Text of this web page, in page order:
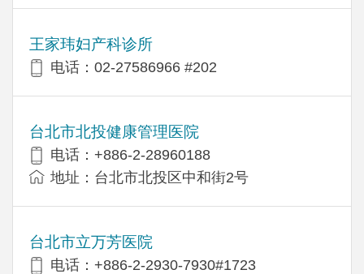
王家玮妇产科诊所
电话：02-27586966 #202
台北市北投健康管理医院
电话：+886-2-28960188
地址：台北市北投区中和街2号
台北市立万芳医院
电话：+886-2-2930-7930#1723